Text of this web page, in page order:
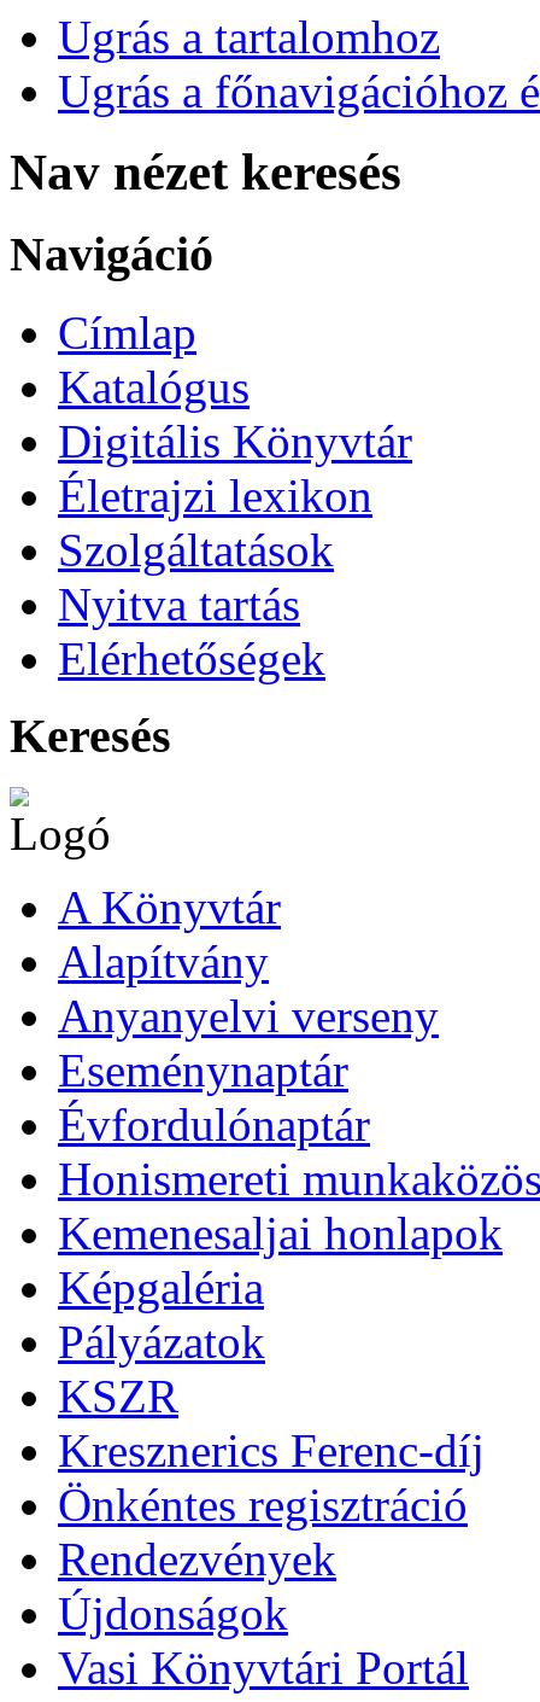
Ugrás a tartalomhoz
Ugrás a főnavigációhoz
Nav nézet keresés
Navigáció
Címlap
Katalógus
Digitális Könyvtár
Életrajzi lexikon
Szolgáltatások
Nyitva tartás
Elérhetőségek
Keresés
A Könyvtár
Alapítvány
Anyanyelvi verseny
Eseménynaptár
Évfordulónaptár
Honismereti
Kemenesaljai honlapok
Képgaléria
Pályázatok
KSZR
Kresznerics Ferenc-díj
Önkéntes regisztráció
Rendezvények
Újdonságok
Vasi Könyvtári Portál